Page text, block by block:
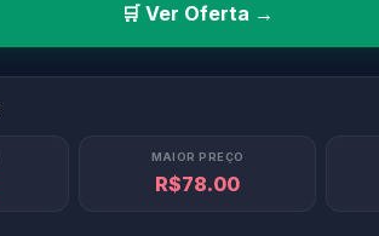
🛒 Ver Oferta →
MAIOR PREÇO
R$78.00